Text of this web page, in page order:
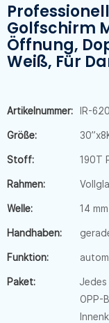
Golfschirm
Öffnung,
Weiß, Für
Artikelnummer: IR-
Größe:
Stoff: 190T
Rahmen:
Welle: 14
Handhaben:
Funktion:
Paket:
OPP-